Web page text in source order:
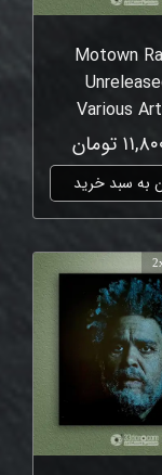
Motown
Various
تومان
به سبد خرید